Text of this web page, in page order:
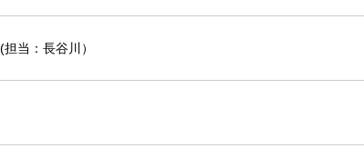
当：長谷川）